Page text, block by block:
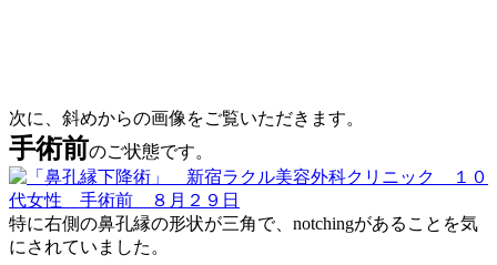
次に、斜めからの画像をご覧いただきます。
手術前のご状態です。
特に右側の鼻孔縁の形状が三角で、notchingがあることを気
にされていました。